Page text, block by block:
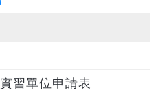
習單位申請表